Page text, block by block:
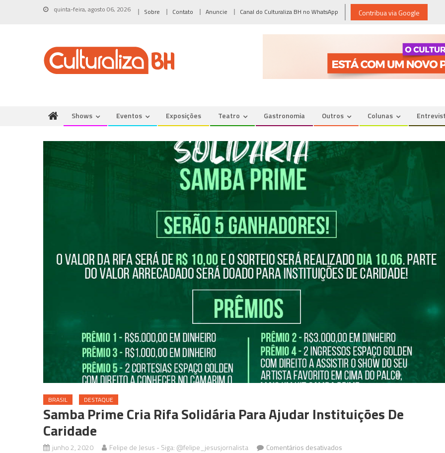
quinta-feira, agosto 06, 2026 Sobre Contato Anuncie Canal do Culturaliza BH no WhatsApp Contribua via Google
Shows Eventos Exposições Teatro Gastronomia Outros Colunas
BRASIL DESTAQUE
Samba Prime Cria Rifa Solidária Para Ajudar Instituições De
Caridade
junho 2, 2020 Felipe de Jesus - Siga: @felipe_jesusjornalista Comentários desativados